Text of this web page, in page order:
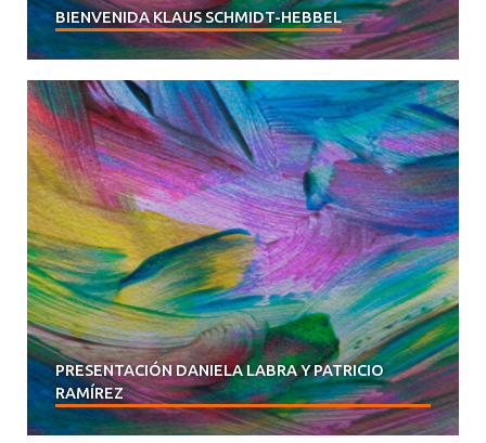
BIENVENIDA KLAUS SCHMIDT-HEBBEL
PRESENTACIÓN DANIELA LABRA Y PATRICIO
RAMÍREZ